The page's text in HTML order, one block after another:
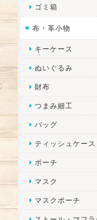
ゴミ箱
布・革小物
キーケース
ぬいぐるみ
財布
つまみ細工
バッグ
ティッシュケース
ポーチ
マスク
マスクポーチ